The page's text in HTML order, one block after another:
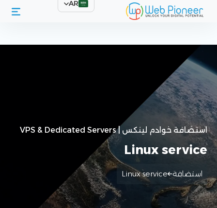
AR
الرئيسية استضافة المواقع سيرفرات لينكس
استضافة خوادم لينكس | VPS & Dedicated Servers
Linux service
استضافة Linux service